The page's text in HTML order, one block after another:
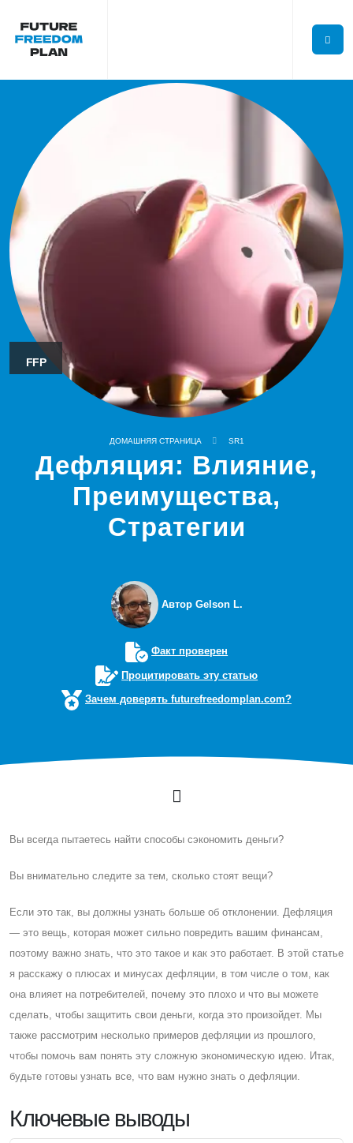
FFP
ДОМАШНЯЯ СТРАНИЦА SR1
Дефляция: Влияние,
Преимущества,
Стратегии
Автор Gelson L.
Факт проверен
Процитировать эту статью
Зачем доверять futurefreedomplan.com?
Вы всегда пытаетесь найти способы сэкономить деньги?
Вы внимательно следите за тем, сколько стоят вещи?
Eсли это так, вы должны узнать больше об отклонении. Дефляция
— это вещь, которая может сильно повредить вашим финансам,
поэтому важно знать, что это такое и как это работает. В этой статье
я расскажу о плюсах и минусах дефляции, в том числе о том, как
она влияет на потребителей, почему это плохо и что вы можете
сделать, чтобы защитить свои деньги, когда это произойдет. Мы
также рассмотрим несколько примеров дефляции из прошлого,
чтобы помочь вам понять эту сложную экономическую идею. Итак,
будьте готовы узнать все, что вам нужно знать о дефляции.
Ключевые выводы